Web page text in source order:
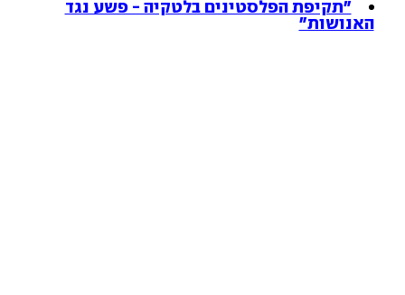
"תקיפת הפלסטינים בלטקיה - פשע נגד
האנושות"